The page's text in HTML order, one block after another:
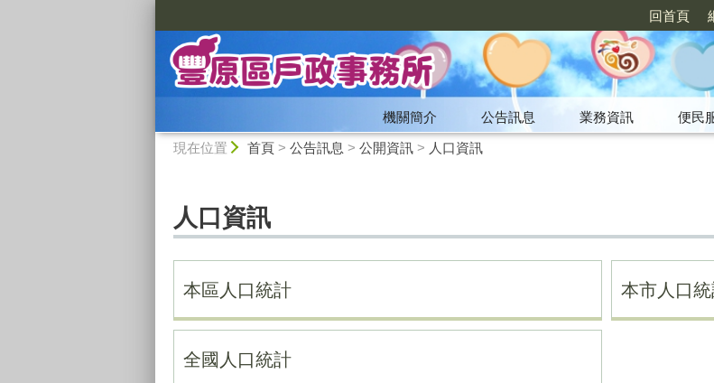
回首頁
機關簡介 公告訊息 業務資訊 便民
現在位置 首頁> 公告訊息 > 公開資訊> 人口資訊
人口資訊
本區人口統計 本市人口
全國人口統計